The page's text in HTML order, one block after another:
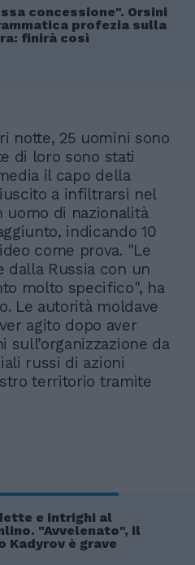
concessione". Orsini
profezia sulla
finirà così
notte, 25 uomini sono
di loro sono stati
il capo della
a infiltrarsi nel
uomo di nazionalità
indicando 10
come prova. "Le
dalla Russia con un
molto specifico", ha
Le autorità moldave
agito dopo aver
da
russi di azioni
territorio tramite
e intrighi al
"Avvelenato", il
Kadyrov è grave